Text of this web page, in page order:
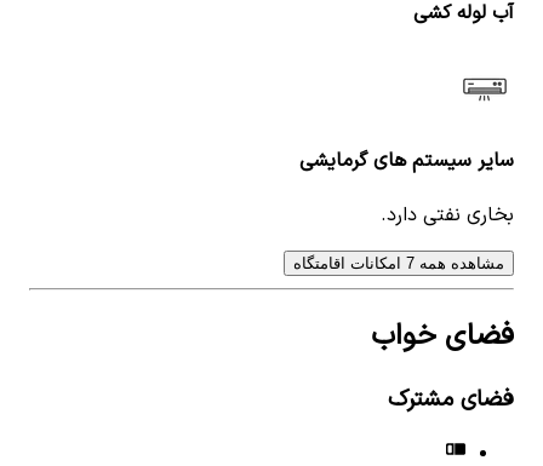
آب لوله کشی
سایر سیستم های گرمایشی
بخاری نفتی دارد.
مشاهده همه 7 امکانات اقامتگاه
فضای خواب
فضای مشترک